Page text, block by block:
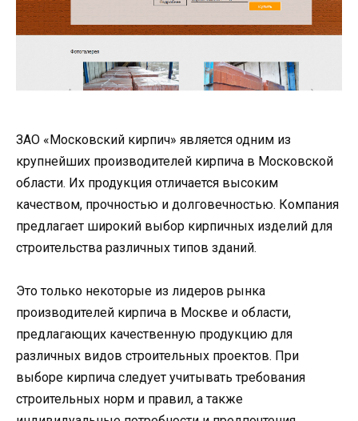
ЗАО «Московский кирпич» является одним из
крупнейших производителей кирпича в Московской
области. Их продукция отличается высоким
качеством, прочностью и долговечностью. Компания
предлагает широкий выбор кирпичных изделий для
строительства различных типов зданий.
Это только некоторые из лидеров рынка
производителей кирпича в Москве и области,
предлагающих качественную продукцию для
различных видов строительных проектов. При
выборе кирпича следует учитывать требования
строительных норм и правил, а также